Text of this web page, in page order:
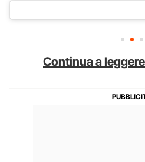
Continua a